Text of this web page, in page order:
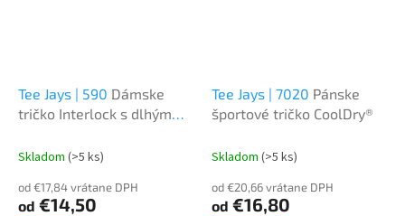
Tee Jays | 590 Dámske
tričko Interlock s dlhým
Skladom (>5 ks)
od €17,84 vrátane DPH
od €14,50
Tee Jays | 7020 Pánske
športové tričko CoolDry®
Skladom (>5 ks)
od €20,66 vrátane DPH
od €16,80